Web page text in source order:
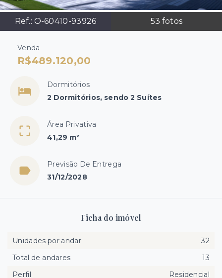
Ref.: O-60410-93926 53 fotos
Venda
R$489.120,00
Dormitórios
2 Dormitórios, sendo 2 Suítes
Área Privativa
41,29 m²
Previsão De Entrega
31/12/2028
Ficha do imóvel
Unidades por andar
32
Total de andares
13
Perfil
Residencial